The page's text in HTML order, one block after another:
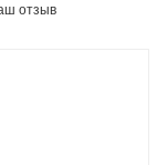
отзыв